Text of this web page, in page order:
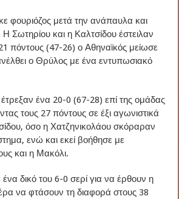
φουριόζος μετά την ανάπαυλα και
Σωτηρίου και η Καλτσίδου έστειλαν
πόντους (47-26) ο Αθηναϊκός μείωσε
ο Θρύλος με ένα εντυπωσιακό
ένα 20-0 (67-28) επί της ομάδας
τους 27 πόντους σε έξι αγωνιστικά
όσο η Χατζηνικολάου σκόραραν
ενώ και εκεί βοήθησε με
και η Μακόλι.
δικό του 6-0 σερί για να έρθουν η
να φτάσουν τη διαφορά στους 38